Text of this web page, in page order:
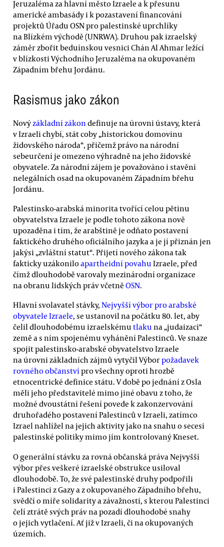
Jeruzaléma za hlavní město Izraele a k přesunu
americké ambasády i k pozastavení financování
projektů Úřadu OSN pro palestinské uprchlíky
na Blízkém východě (UNRWA). Druhou pak izraelský
záměr zbořit beduínskou vesnici Chán Al Ahmar ležící
v blízkosti Východního Jeruzaléma na okupovaném
Západním břehu Jordánu.
Rasismus jako zákon
Nový základní zákon definuje na úrovni ústavy, která
v Izraeli chybí, stát coby „historickou domovinu
židovského národa“, přičemž právo na národní
sebeurčení je omezeno výhradně na jeho židovské
obyvatele. Za národní zájem je považováno i stavění
nelegálních osad na okupovaném Západním břehu
Jordánu.
Palestinsko-arabská minorita tvořící celou pětinu
obyvatelstva Izraele je podle tohoto zákona nově
upozaděna i tím, že arabštině je odňato postavení
faktického druhého oficiálního jazyka a je jí přiznán jen
jakýsi „zvláštní statut“. Přijetí nového zákona tak
fakticky uzákoniloapartheidní povahu Izraele, před
čímž dlouhodobě varovaly mezinárodní organizace
na obranu lidských práv včetně OSN.
Hlavní svolavatel stávky, Nejvyšší výbor pro arabské
obyvatele Izraele, se ustanovil na počátku 80. let, aby
čelil dlouhodobému izraelskému tlaku na „judaizaci“
země a s ním spojenému vyhánění Palestinců. Ve snaze
spojit palestinsko-arabské obyvatelstvo Izraele
na úrovni základních zájmů vytyčil Výborpožadavek
rovného občanstvípro všechny oproti hrozbě
etnocentrické definice státu. V době po jednání z Osla
měli jeho představitelé mimo jiné obavu z toho, že
možné dvoustátní řešení povede k zakonzervování
druhořadého postavení Palestinců v Izraeli, zatímco
Izrael nahlížel na jejich aktivity jako na snahu o secesi
palestinské politiky mimo jím kontrolovaný Kneset.
O generální stávku za rovná občanská práva Nejvyšší
výbor přes veškeré izraelské obstrukce usiloval
dlouhodobě. To, že své palestinské druhy podpořili
i Palestinci z Gazy a z okupovaného Západního břehu,
svědčí o míře solidarity a závažnosti, s kterou Palestinci
čelí ztrátě svých práv na pozadí dlouhodobé snahy
o jejich vytlačení. Ať již v Izraeli, či na okupovaných
územích.